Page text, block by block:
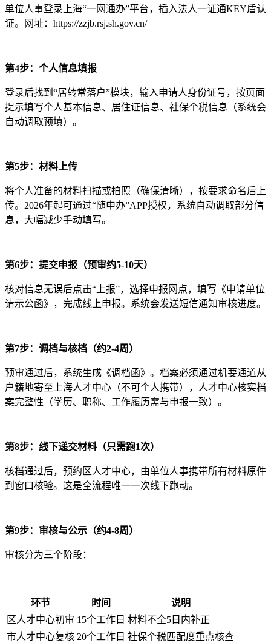
单位人事登录上海“一网通办”平台，插入法人一证通KEY盾认
证。网址：https://zzjb.rsj.sh.gov.cn/
第4步：个人信息填报
登录后找到“居转常落户”模块，输入申请人身份证号，按页面
提示填写个人基本信息、居住证信息、社保个税信息（系统会
自动调取预填）。
第5步：材料上传
将个人准备的材料扫描或拍照（确保清晰），按要求命名后上
传。2026年起可通过“随申办”APP授权，系统自动调取部分信
息，大幅减少手动填写。
第6步：提交申报（预审约5-10天）
核对信息无误后点击“上报”，选择申报网点，填写《申请单位
请示公函》，完成线上申报。系统会发送短信通知审核进度。
第7步：调档与核档（约2-4周）
预审通过后，系统生成《调档函》。档案必须通过机要通道从
户籍地寄至上海人才中心（不可个人携带），人才中心核实档
案完整性（学历、职称、工作履历需与申报一致）。
第8步：线下递交材料（只需跑1次）
核档通过后，预约区人才中心，由单位人事携带所有材料原件
到窗口核验。这是全流程唯一一次线下跑动。
第9步：审核与公示（约4-8周）
审核分为三个阶段：
环节 时间
说明
区人才中心初审 15个工作日 材料不全5日内补正
市人才中心复核 20个工作日 社保个税匹配度重点核查